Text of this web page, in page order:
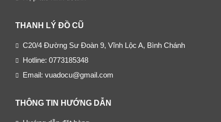
THANH LÝ ĐỒ CŨ
C20/4 Đường Sư Đoàn 9, Vĩnh Lộc A, Bình Chánh
Hotline: 0773185348
Email: vuadocu@gmail.com
THÔNG TIN HƯỚNG DẪN